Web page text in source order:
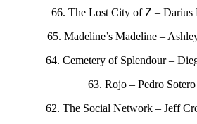
66. The Lost City of Z – Darius
65. Madeline’s Madeline –
64. Cemetery of Splendour –
63. Rojo – Pedro
62. The Social Network – Jeff